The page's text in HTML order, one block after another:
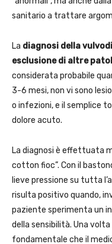
sanitario a trattare
La diagnosi della
esclusione di altre
considerata probabile
3-6 mesi, non vi sono
o infezioni, e il semplice
dolore acuto.
La diagnosi è effettuata
cotton fioc”. Con il
lieve pressione su tutta
risulta positivo quando,
paziente sperimenta un
della sensibilità. Una
fondamentale che il